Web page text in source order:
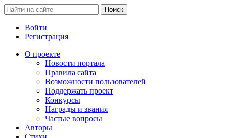
Войти
Регистрация
О проекте
Новости портала
Правила сайта
Возможности пользователей
Поддержать проект
Конкурсы
Награды и звания
Частые вопросы
Авторы